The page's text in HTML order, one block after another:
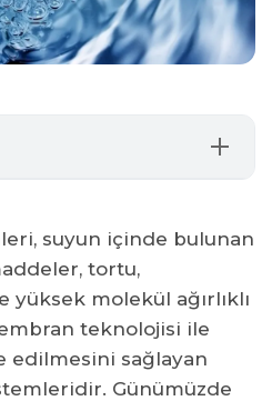
Çalışır?
Nelerdir?
Osmosis (RO) Arasında Ne
suyun içinde bulunan
tortu,
molekül ağırlıklı
teknolojisi ile
edilmesini sağlayan
Günümüzde